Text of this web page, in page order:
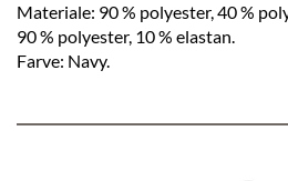
Materiale: 90 % polyester, 40 %
90 % polyester, 10 % elastan.
Farve: Navy.